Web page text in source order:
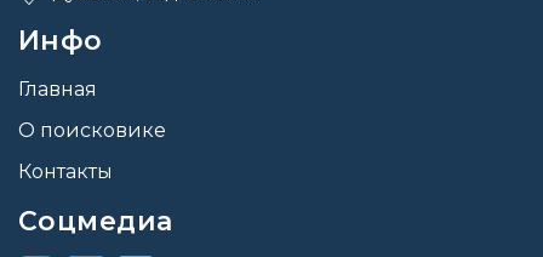
Инфо
Главная
О поисковике
Контакты
Соцмедиа